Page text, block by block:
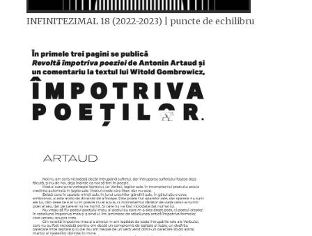
INFINITEZIMAL 18 (2022-2023) | puncte de echilibru